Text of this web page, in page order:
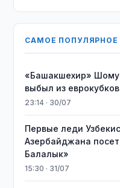
САМОЕ ПОПУЛЯРНОЕ
«Башакшехир»
выбыл из еврокубков
23:14 · 30/07
Первые леди
Азербайджана
Балалык»
15:30 · 31/07